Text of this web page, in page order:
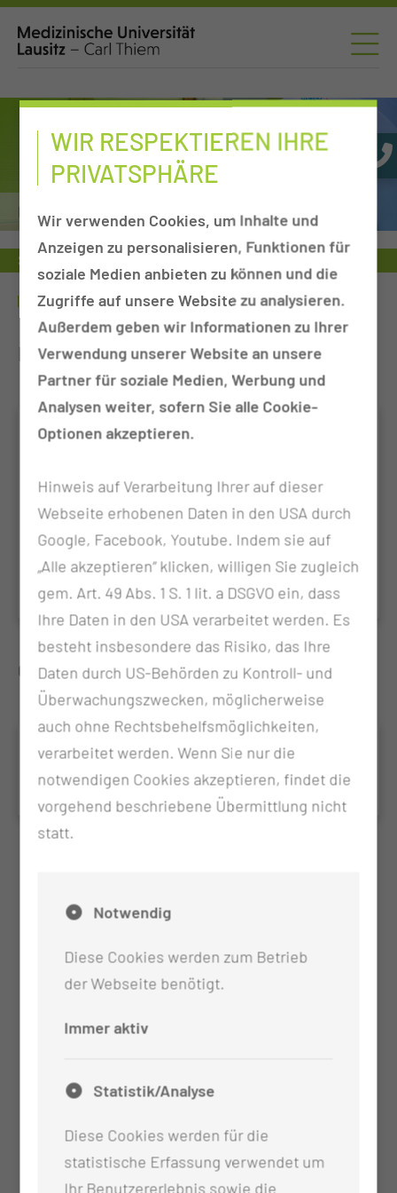
Nuklearmedizin
Studie Nuklearmedizin
STUDIEN
Laufende Studien
RetroSPECT
automatischen Quantifizierung der zentralen
Dopamin-Transporter (DAT) mittels Einzel (Single)-
Photonen-Emissions-Computer-Tomographie
(SPECT) mit [123I]FP-CIT bei Patienten mit
Parkinson-Syndrom
Geplante Studien
ACtFirst
RLT Studienprogramm
WIR RESPEKTIEREN IHRE
PRIVATSPHÄRE
Wir verwenden Cookies, um Inhalte und
Anzeigen zu personalisieren, Funktionen für
soziale Medien anbieten zu können und die
Zugriffe auf unsere Website zu analysieren.
Außerdem geben wir Informationen zu Ihrer
Verwendung unserer Website an unsere
Partner für soziale Medien, Werbung und
Analysen weiter, sofern Sie alle Cookie-
Optionen akzeptieren.
Hinweis auf Verarbeitung Ihrer auf dieser
Webseite erhobenen Daten in den USA durch
Google, Facebook, Youtube. Indem sie auf
„Alle akzeptieren“ klicken, willigen Sie zugleich
gem. Art. 49 Abs. 1 S. 1 lit. a DSGVO ein, dass
Ihre Daten in den USA verarbeitet werden. Es
besteht insbesondere das Risiko, das Ihre
Daten durch US-Behörden zu Kontroll- und
Überwachungszwecken, möglicherweise
auch ohne Rechtsbehelfsmöglichkeiten,
verarbeitet werden. Wenn Sie nur die
notwendigen Cookies akzeptieren, findet die
vorgehend beschriebene Übermittlung nicht
statt.
Notwendig
Diese Cookies werden zum Betrieb
der Webseite benötigt.
Immer aktiv
Statistik/Analyse
Diese Cookies werden für die
statistische Erfassung verwendet um
Ihr Benutzererlebnis sowie die